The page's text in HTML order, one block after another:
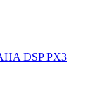
DSP PX3